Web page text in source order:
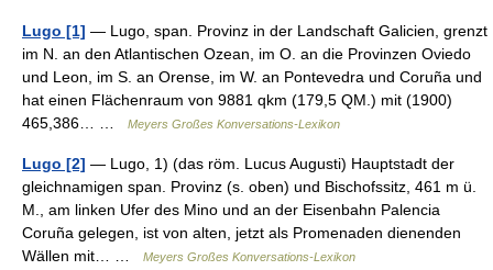
Lugo [1] — Lugo, span. Provinz in der Landschaft Galicien, grenzt
im N. an den Atlantischen Ozean, im O. an die Provinzen Oviedo
und Leon, im S. an Orense, im W. an Pontevedra und Coruña und
hat einen Flächenraum von 9881 qkm (179,5 QM.) mit (1900)
465,386… …
Meyers Großes Konversations-Lexikon
Lugo [2] — Lugo, 1) (das röm. Lucus Augusti) Hauptstadt der
gleichnamigen span. Provinz (s. oben) und Bischofssitz, 461 m ü.
M., am linken Ufer des Mino und an der Eisenbahn Palencia
Coruña gelegen, ist von alten, jetzt als Promenaden dienenden
Wällen mit… …
Meyers Großes Konversations-Lexikon